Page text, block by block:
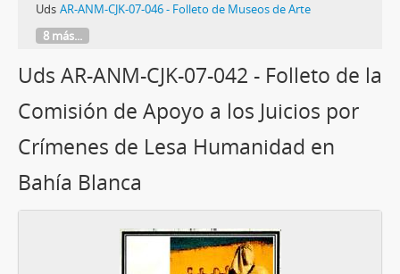
Uds AR-ANM-CJK-07-046 - Folleto de Museos de Arte
8 más...
Uds AR-ANM-CJK-07-042 - Folleto de la
Comisión de Apoyo a los Juicios por
Crímenes de Lesa Humanidad en
Bahía Blanca